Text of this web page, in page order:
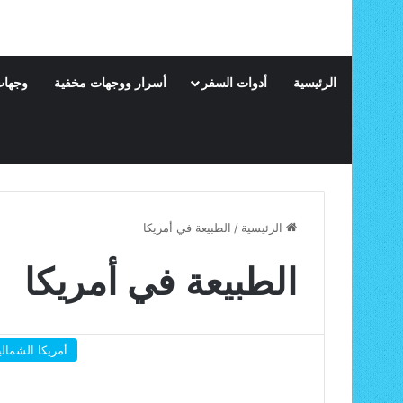
الرئيسية أدوات السفر أسرار ووجهات مخفية
الرئيسية / الطبيعة في أمريكا
الطبيعة في أمريكا
أمريكا